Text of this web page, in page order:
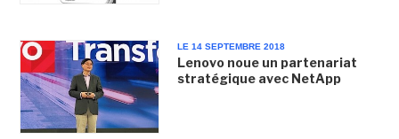
LE 14 SEPTEMBRE 2018
Lenovo noue un partenariat
stratégique avec NetApp